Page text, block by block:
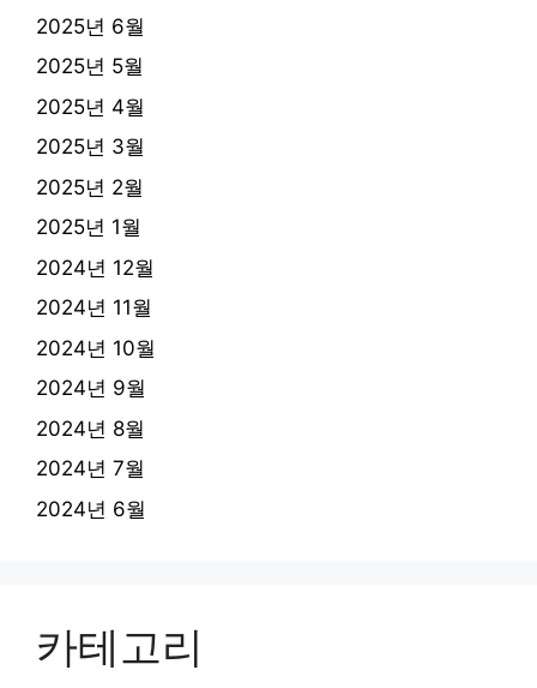
2025년 6월
2025년 5월
2025년 4월
2025년 3월
2025년 2월
2025년 1월
2024년 12월
2024년 11월
2024년 10월
2024년 9월
2024년 8월
2024년 7월
2024년 6월
카테고리